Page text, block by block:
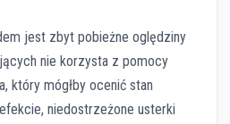
jest zbyt pobieżne oględziny
nie korzysta z pomocy
który mógłby ocenić stan
niedostrzeżone usterki